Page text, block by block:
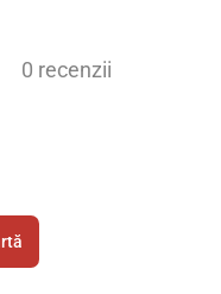
0 recenzii